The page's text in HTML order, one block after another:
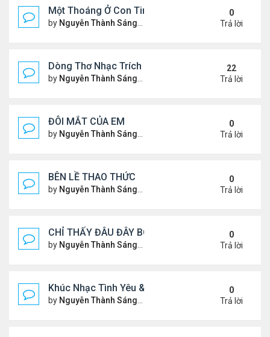
Một Thoáng Ở Con Tim
by Nguyễn Thành Sáng Chủ nhật Tháng 8 25, 2024
0
Trả lời
Dòng Thơ Nhạc Trích Đoạn
by Nguyễn Thành Sáng Thứ 6 Tháng 3 15, 2024 9:53
22
Trả lời
ĐÔI MẮT CỦA EM
by Nguyễn Thành Sáng Thứ 3 Tháng 7 30, 2024 9:08
0
Trả lời
BÊN LỀ THAO THỨC
by Nguyễn Thành Sáng Thứ 4 Tháng 7 24, 2024 10:29
0
Trả lời
CHỈ THẤY ĐÂU ĐÂY BÓNG MỘT NGƯỜI
by Nguyễn Thành Sáng Thứ 4 Tháng 7 24, 2024 10:27
0
Trả lời
Khúc Nhạc Tình Yêu & Câu Chuyện Tình
by Nguyễn Thành Sáng Thứ 5 Tháng 1 25, 2024 2:03
0
Trả lời